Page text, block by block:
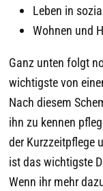
Leben in
Wohnen und
Ganz unten folgt
wichtigste von
Nach diesem
ihn zu kennen
der Kurzzeitpflege
ist das wichtigste
Wenn ihr mehr